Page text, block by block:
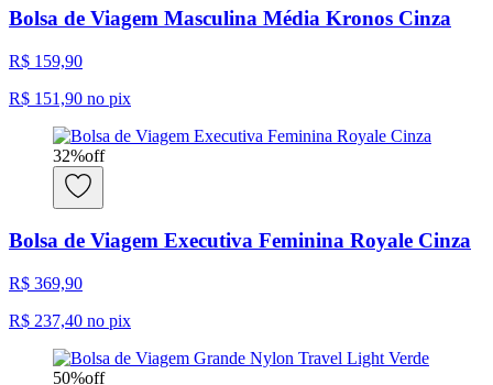
Bolsa de Viagem Masculina Média Kronos Cinza
R$ 159,90
R$ 151,90 no pix
32%off
Bolsa de Viagem Executiva Feminina Royale Cinza
R$ 369,90
R$ 237,40 no pix
50%off